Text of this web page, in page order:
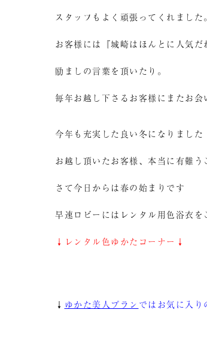
スタッフもよく頑張ってくれました。
お客様には『城崎はほんとに人気
励ましの言葉を頂いたり。
毎年お越し下さるお客様にまたお会
今年も充実した良い冬になりました
お越し頂いたお客様、本当に有難う
さて今日からは春の始まりです
早速ロビーにはレンタル用色浴衣を
↓レンタル色ゆかたコーナー↓
↓ ゆかた美人プラン ではお気に入り